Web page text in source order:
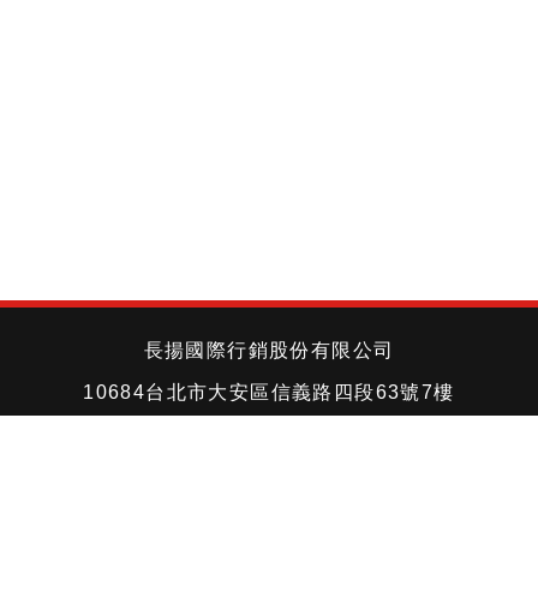
長揚國際行銷股份有限公司
10684台北市大安區信義路四段63號7樓